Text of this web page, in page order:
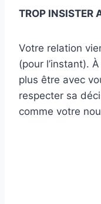
TROP INSISTER
Votre relation
(pour l’instant).
plus être avec
respecter sa
comme votre